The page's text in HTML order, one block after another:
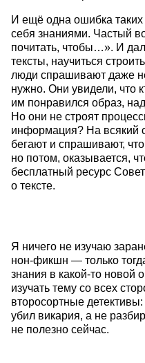
И ещё одна ошибка
себя знаниями. Частый
почитать, чтобы…». И
тексты, научиться
люди спрашивают даже
нужно. Они увидели, что
им понравился образ,
Но они не строят
информация? На всякий
бегают и спрашивают,
но потом, оказывается,
бесплатный ресурс
о тексте.
Я ничего не изучаю
нон-фикшн — только
знания в какой-то новой
изучать тему со всех
второсортные
убил викария, а не
не полезно сейчас.